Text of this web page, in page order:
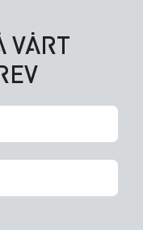
VÅRT